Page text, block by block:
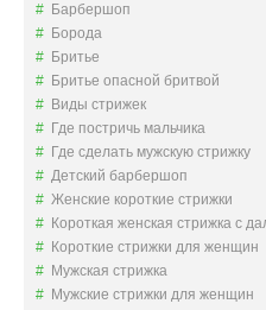
Барбершоп
Борода
Бритье
Бритье опасной бритвой
Виды стрижек
Где постричь мальчика
Где сделать мужскую стрижку
Детский барбершоп
Женские короткие стрижки
Короткая женская стрижка с
Короткие стрижки для женщин
Мужская стрижка
Мужские стрижки для женщин